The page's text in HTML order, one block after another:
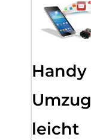
Handy
Umzug
leicht